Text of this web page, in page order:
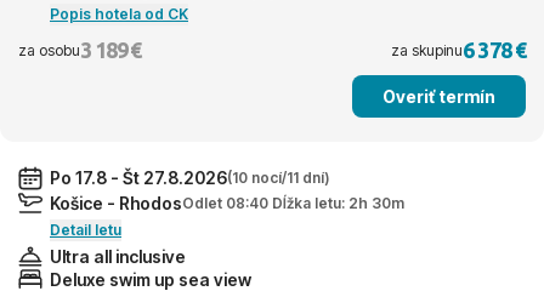
Popis hotela od CK
za osobu3 189 € za skupinu6 378 €
Overiť termín
Po 17.8 - Št 27.8.2026(10 nocí/11 dní)
Košice - RhodosOdlet 08:40 Dĺžka letu: 2h 30m
Detail letu
Ultra all inclusive
Deluxe swim up sea view